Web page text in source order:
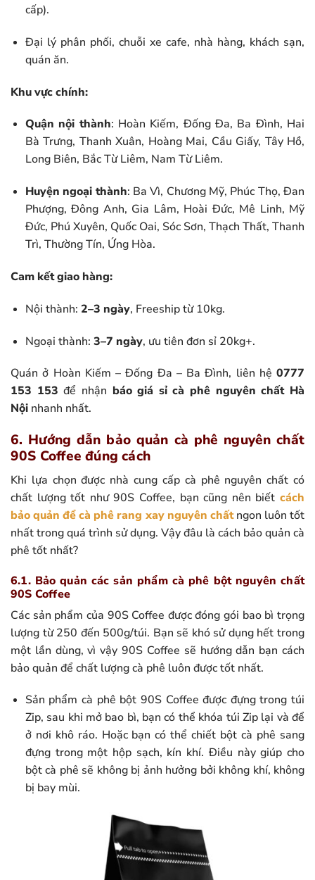
cấp).
Đại lý phân phối, chuỗi xe cafe, nhà hàng, khách sạn,
quán ăn.
Khu vực chính:
Quận nội thành: Hoàn Kiếm, Đống Đa, Ba Đình, Hai
Bà Trưng, Thanh Xuân, Hoàng Mai, Cầu Giấy, Tây Hồ,
Long Biên, Bắc Từ Liêm, Nam Từ Liêm.
Huyện ngoại thành: Ba Vì, Chương Mỹ, Phúc Thọ, Đan
Phượng, Đông Anh, Gia Lâm, Hoài Đức, Mê Linh, Mỹ
Đức, Phú Xuyên, Quốc Oai, Sóc Sơn, Thạch Thất, Thanh
Trì, Thường Tín, Ứng Hòa.
Cam kết giao hàng:
Nội thành: 2–3 ngày, Freeship từ 10kg.
Ngoại thành: 3–7 ngày, ưu tiên đơn sỉ 20kg+.
Quán ở Hoàn Kiếm – Đống Đa – Ba Đình, liên hệ 0777
153 153 để nhận báo giá sỉ cà phê nguyên chất Hà
Nội nhanh nhất.
6. Hướng dẫn bảo quản cà phê nguyên chất
90S Coffee đúng cách
Khi lựa chọn được nhà cung cấp cà phê nguyên chất có
chất lượng tốt như 90S Coffee, bạn cũng nên biết cách
bảo quản để cà phê rang xay nguyên chất ngon luôn tốt
nhất trong quá trình sử dụng. Vậy đâu là cách bảo quản cà
phê tốt nhất?
6.1. Bảo quản các sản phẩm cà phê bột nguyên chất
90S Coffee
Các sản phẩm của 90S Coffee được đóng gói bao bì trọng
lượng từ 250 đến 500g/túi. Bạn sẽ khó sử dụng hết trong
một lần dùng, vì vậy 90S Coffee sẽ hướng dẫn bạn cách
bảo quản để chất lượng cà phê luôn được tốt nhất.
Sản phẩm cà phê bột 90S Coffee được đựng trong túi
Zip, sau khi mở bao bì, bạn có thể khóa túi Zip lại và để
ở nơi khô ráo. Hoặc bạn có thể chiết bột cà phê sang
đựng trong một hộp sạch, kín khí. Điều này giúp cho
bột cà phê sẽ không bị ảnh hưởng bởi không khí, không
bị bay mùi.